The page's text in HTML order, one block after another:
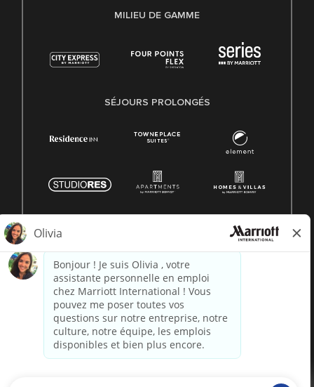
MILIEU DE GAMME
SÉJOURS PROLONGÉS
réservés. Informations exclusives de Marriott